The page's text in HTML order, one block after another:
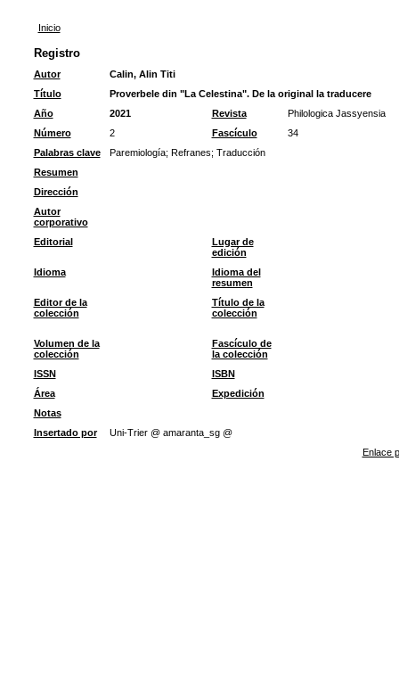
Inicio
Registro
Autor
Calin, Alin Titi
Título
Proverbele din "La Celestina". De la original la traducere
Año
2021 Revista
Philologica Jassyensia
Número
2 Fascículo
34
Palabras clave
Paremiología; Refranes; Traducción
Resumen
Dirección
Autor
corporativo
Editorial
Lugar de
edición
Idioma
Idioma del
resumen
Editor de la
colección
Título de la
colección
Volumen de la
colección
Fascículo de
la colección
ISSN
ISBN
Área
Expedición
Notas
Insertado por
Uni-Trier @ amaranta_sg @
Enlace